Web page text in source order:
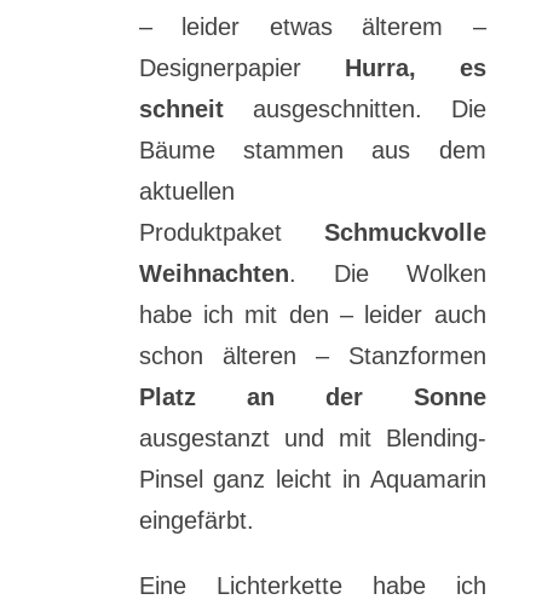
– leider etwas älterem –
Designerpapier Hurra, es
schneitausgeschnitten. Die
Bäume stammen aus dem
aktuellen
Produktpaket Schmuckvolle
Weihnachten. Die Wolken
habe ich mit den – leider auch
schon älteren – Stanzformen
Platz an der Sonne
ausgestanzt und mit Blending-
Pinsel ganz leicht in Aquamarin
eingefärbt.
Eine Lichterkette habe ich